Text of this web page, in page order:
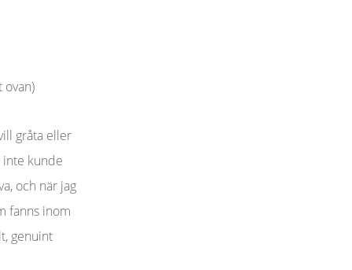
ovan)
gråta eller
inte kunde
och när jag
fanns inom
genuint